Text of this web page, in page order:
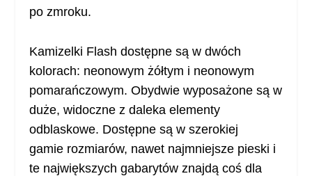
po zmroku.
Kamizelki Flash dostępne są w dwóch
kolorach: neonowym żółtym i neonowym
pomarańczowym. Obydwie wyposażone są w
duże, widoczne z daleka elementy
odblaskowe. Dostępne są w szerokiej
gamie rozmiarów, nawet najmniejsze pieski i
te największych gabarytów znajdą coś dla